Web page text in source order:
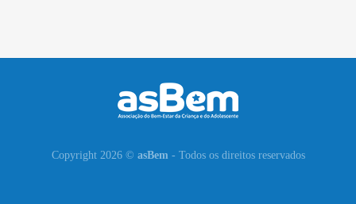
Copyright 2026 © asBem - Todos os direitos reservados